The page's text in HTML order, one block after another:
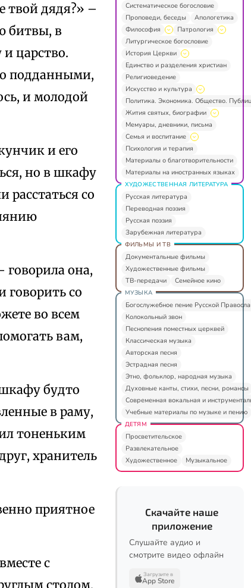
твой дядя?» –
битвы, в
царство.
подданными,
и молодой
и его
но в шкафу
со
говорила она,
говорить со
во всем
вам,
будто
в раму,
тоненьким
хранитель
приятное
с
столом,
Систематическое богословие
Проповеди, беседы
Апологетика
Философия
Патрология
Литургическое богословие
История Церкви
Единство и разделения христиан
Религиоведение
Искусство и культура
Политика. Экономика. Общество.
Жития святых, биографии
Мемуары, дневники, письма
Семья и воспитание
Психология и терапия
Материалы о благотворительности
Материалы на иностранных языках
ХУДОЖЕСТВЕННАЯ ЛИТЕРАТУРА
Русская литература
Переводная поэзия
Русская поэзия
Зарубежная литература
ФИЛЬМЫ И ТВ
Документальные фильмы
Художественные фильмы
ТВ-передачи
Семейное кино
МУЗЫКА
Богослужебное пение Русской
Колокольный звон
Песнопения поместных церквей
Классическая музыка
Авторская песня
Эстрадная песня
Этно, фольклор, народная музыка
Духовные канты, стихи, песни, романсы
Современная вокальная и
Учебные материалы по музыке и пению
ДЕТЯМ
Просветительское
Развлекательное
Художественное
Музыкальное
Скачайте наше
приложение
Слушайте аудио и
смотрите видео офлайн
Загрузите в
App Store